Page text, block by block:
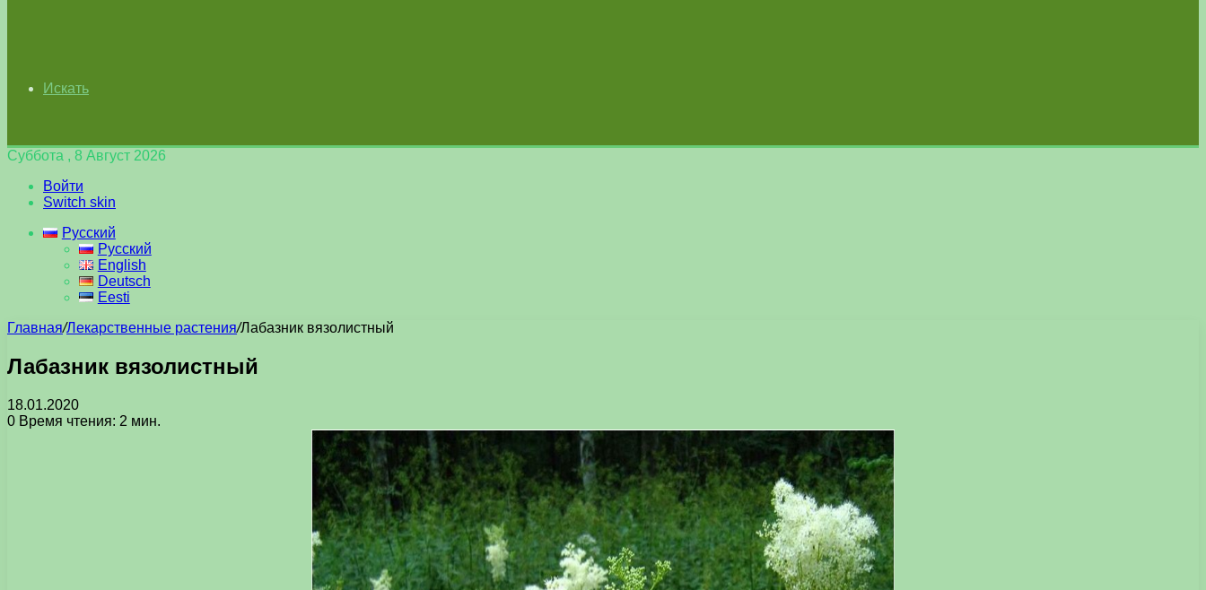
Искать
Суббота , 8 Август 2026
Войти
Switch skin
Русский
Русский
English
Deutsch
Eesti
Главная/Лекарственные растения/Лабазник вязолистный
Лабазник вязолистный
18.01.2020
0 Время чтения: 2 мин.